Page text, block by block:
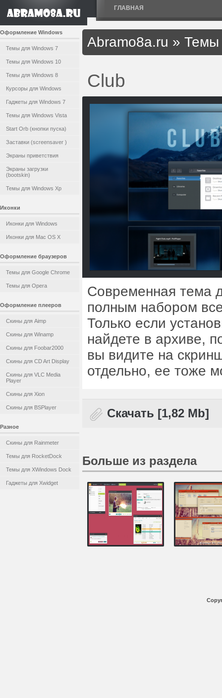
ГЛАВНАЯ
Оформление Windows
Темы для Windows 7
Темы для Windows 10
Темы для Windows 8
Курсоры для Windows
Гаджеты для Windows 7
Темы для Windows Vista
Start Orb (кнопки пуска)
Заставки (screensaver )
Экраны приветствия
Экраны загрузки
(bootskin)
Темы для Windows Xp
Иконки
Иконки для Windows
Иконки для Mac OS X
Оформление браузеров
Темы для Google Chrome
Темы для Opera
Оформление плееров
Скины для Aimp
Скины для Winamp
Скины для Foobar2000
Скины для CD Art Display
Скины для VLC Media
Player
Скины для Xion
Скины для BSPlayer
Разное
Скины для Rainmeter
Темы для RocketDock
Темы для XWindows Dock
Гаджеты для Xwidget
Abramo8a.ru » Темы
Club
Современная тема
полным набором
Только если
найдете в архиве,
вы видите на
отдельно, ее тоже
Скачать [1,82 Mb]
Больше из раздела